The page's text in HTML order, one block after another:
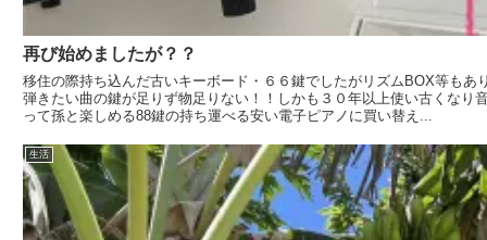
再び始めましたが？？
移住の際持ち込んだ古いキーボード・６６鍵でしたがリズムBOX等もあ
弾きたい曲の鍵が足りず物足りない！！しかも３０年以上使い古くなり
って孫と楽しめる88鍵の持ち運べる安い電子ピアノに買い替え...
生活